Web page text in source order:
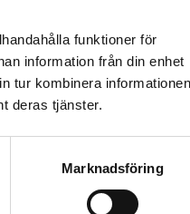
funktioner för
information från din enhet
tur kombinera informationen
deras tjänster.
Marknadsföring
löser dagens utmaningar,
strategiskt helhetsgrepp –
kapacitet på sikt.
och kulturell matchning